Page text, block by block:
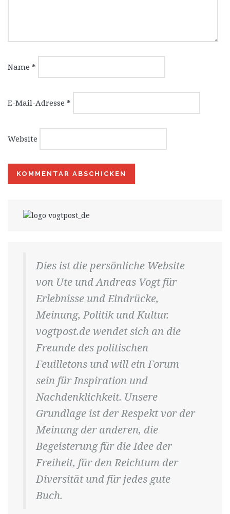
Name *
E-Mail-Adresse *
Website
Dies ist die persönliche Website
von Ute und Andreas Vogt für
Erlebnisse und Eindrücke,
Meinung, Politik und Kultur.
vogtpost.de wendet sich an die
Freunde des politischen
Feuilletons und will ein Forum
sein für Inspiration und
Nachdenklichkeit. Unsere
Grundlage ist der Respekt vor der
Meinung der anderen, die
Begeisterung für die Idee der
Freiheit, für den Reichtum der
Diversität und für jedes gute
Buch.